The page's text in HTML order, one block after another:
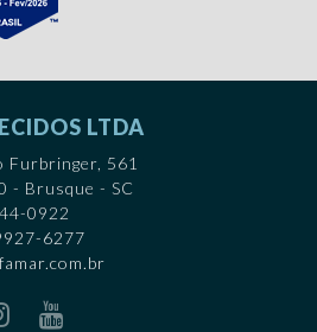
LTDA
Furbringer, 561
- Brusque - SC
0922
6277